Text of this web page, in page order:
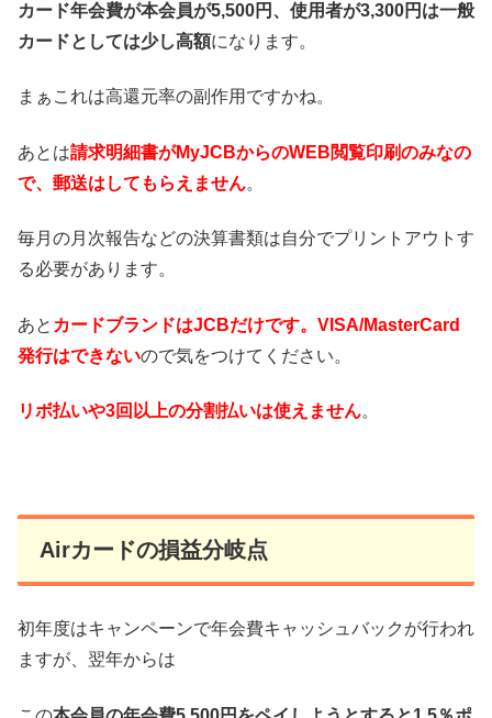
カード年会費が本会員が5,500円、使用者が3,300円は一般
カードとしては少し高額になります。
まぁこれは高還元率の副作用ですかね。
あとは請求明細書がMyJCBからのWEB閲覧印刷のみなの
で、郵送はしてもらえません。
毎月の月次報告などの決算書類は自分でプリントアウトす
る必要があります。
あと カードブランドはJCBだけです。VISA/MasterCard
発行はできないので気をつけてください。
リボ払いや3回以上の分割払いは使えません。
Airカードの損益分岐点
初年度はキャンペーンで年会費キャッシュバックが行われ
ますが、翌年からは